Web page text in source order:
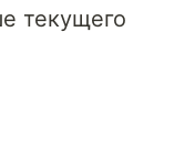
текущего